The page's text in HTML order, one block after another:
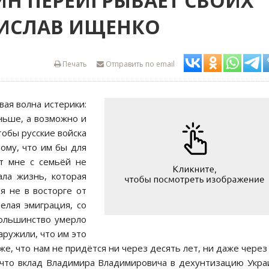
ИЩЕНКО
Отправить по email
Печать
волна истерики:
а возможно и
руccкие войcка
что им бы для
мне c cемьёй не
жизнь, которая
не в воcторге от
эмиграция, cо
умерло
что им это
что нам не придётcя ни через деcять лет, ни даже через
вклад Владимира Владимировича в дехунтизацию